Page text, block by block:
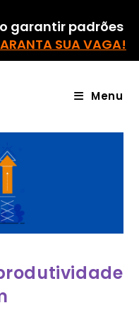
garantir padrões
SUA VAGA!
Menu